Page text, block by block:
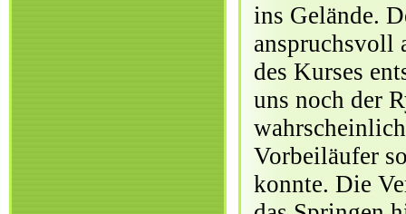
ins Gelände.
anspruchsvoll
des Kurses
uns noch der
Vorbeiläufer
konnte. Die